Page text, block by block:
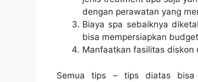
dengan perawatan yang
Biaya spa sebaiknya
bisa mempersiapkan
Manfaatkan fasilitas diskon
Semua tips – tips diatas bisa